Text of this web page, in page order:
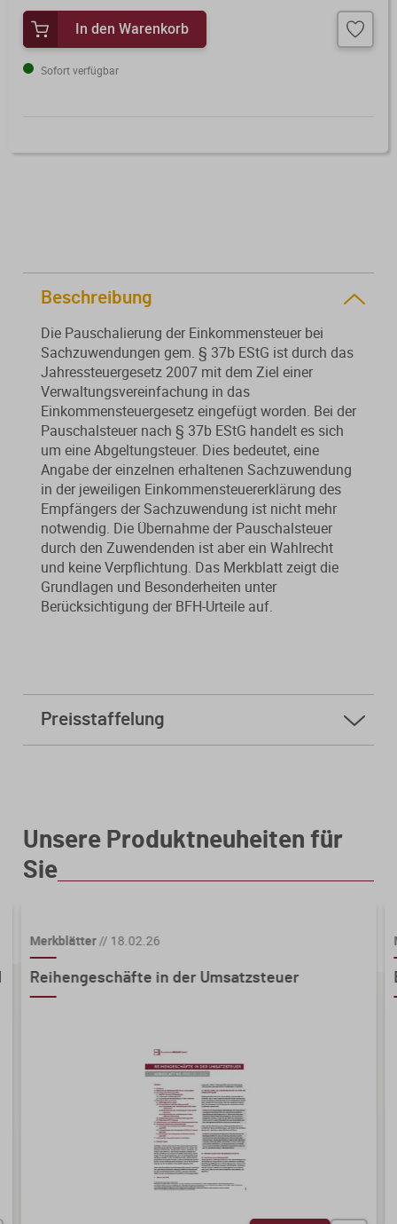
Der DWS StBVV-Rechner
unterstützt Sie bei der schnellen
Gebührenberechnung.
Neuheiten
Von der Ausbildung bis zur
erfolgreichen Prüfung – entdecken
für Steuerfachangestellte.
Neuheiten
Sanierungsberatung
Wirtschaftsberatung
Themenpakete
Aktuelles Programm
In den Warenkorb
Sofort verfügbar
Beschreibung
Die Pauschalierung der Einkommensteuer bei
Sachzuwendungen gem. § 37b EStG ist durch das
Jahressteuergesetz 2007 mit dem Ziel einer
Verwaltungsvereinfachung in das
Einkommensteuergesetz eingefügt worden. Bei der
Pauschalsteuer nach § 37b EStG handelt es sich
um eine Abgeltungsteuer. Dies bedeutet, eine
Angabe der einzelnen erhaltenen Sachzuwendung
in der jeweiligen Einkommensteuererklärung des
Empfängers der Sachzuwendung ist nicht mehr
notwendig. Die Übernahme der Pauschalsteuer
durch den Zuwendenden ist aber ein Wahlrecht
und keine Verpflichtung. Das Merkblatt zeigt die
Grundlagen und Besonderheiten unter
Berücksichtigung der BFH-Urteile auf.
Preisstaffelung
Unsere Produktneuheiten für
Sie
Merkblätter// 18.02.26
Reihengeschäfte in der Umsatzsteuer